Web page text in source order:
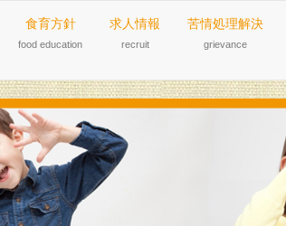
食育方針
food education
求人情報
recruit
苦情処理解決
grievance